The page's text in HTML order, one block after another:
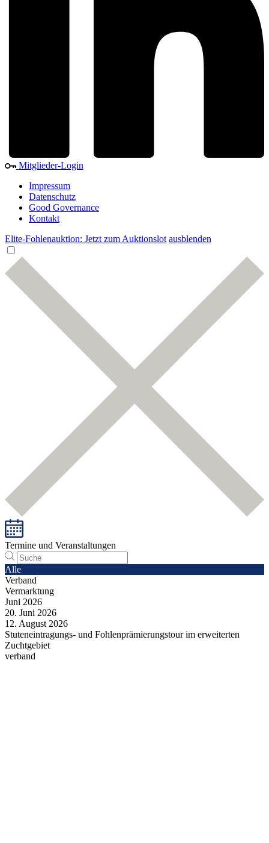
Mitglieder-Login
Impressum
Datenschutz
Good Governance
Kontakt
Elite-Fohlenauktion: Jetzt zum Auktionslot ausblenden
Termine und Veranstaltungen
Alle
Verband
Vermarktung
Juni 2026
20. Juni 2026
12. August 2026
Stuteneintragungs- und Fohlenprämierungstour im erweiterten
Zuchtgebiet
verband